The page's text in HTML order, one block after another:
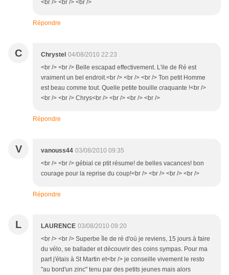
<br /> <br /> <br />
Répondre
C Chrystel 04/08/2010 22:23
<br /> <br /> Belle escapad effectivement. L'ile de Ré est
vraiment un bel endroit.<br /> <br /> <br /> Ton petit Homme
est beau comme tout. Quelle petite bouille craquante !<br />
<br /> <br /> Chrys<br /> <br /> <br /> <br />
Répondre
V vanouss44 03/08/2010 09:35
<br /> <br /> gébial ce ptit résume! de belles vacances! bon
courage pour la reprise du coup!<br /> <br /> <br /> <br />
Répondre
L LAURENCE 03/08/2010 09:20
<br /> <br /> Superbe île de ré d'où je reviens, 15 jours à faire
du vélo, se ballader et découvrir des coins sympas. Pour ma
part j'étais à St Martin et<br /> je conseille vivement le resto
"au bord'un zinc" tenu par des petits jeunes mais alors